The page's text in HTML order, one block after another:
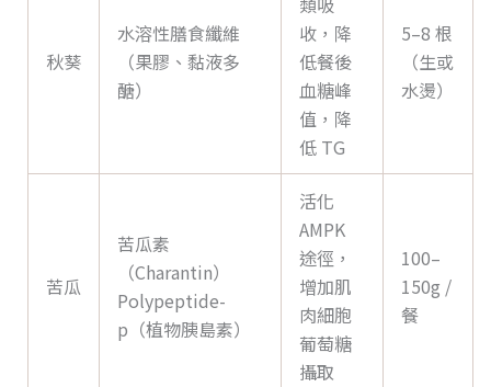
秋葵
水溶性膳食纖維
（果膠、黏液多
醣）
收，降
低餐後
血糖峰
值，降
低 TG
5–8 根
（生或
水燙）
苦瓜
苦瓜素
（Charantin）
Polypeptide-
p（植物胰島素）
活化
AMPK
途徑，
增加肌
肉細胞
葡萄糖
攝取
100–
150g /
餐